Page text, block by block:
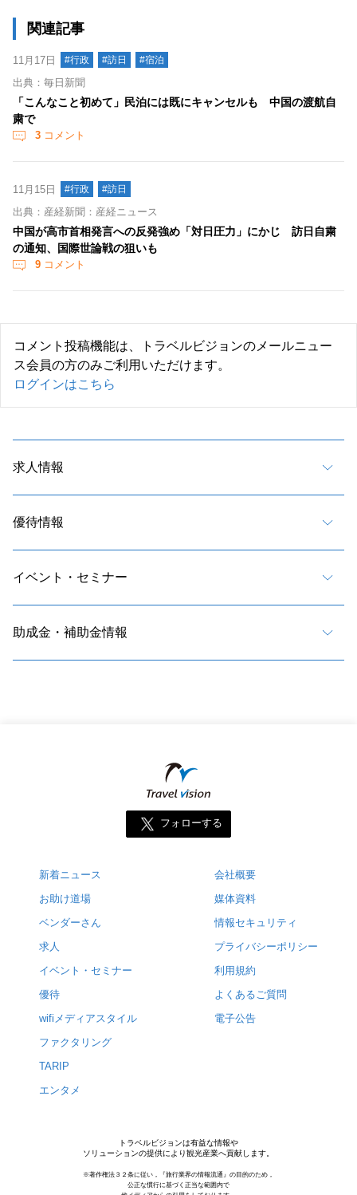
関連記事
11月17日 #行政 #訪日 #宿泊
出典：毎日新聞
「こんなこと初めて」民泊には既にキャンセルも 中国の渡航自
粛で
3 コメント
11月15日 #行政 #訪日
出典：産経新聞：産経ニュース
中国が高市首相発言への反発強め「対日圧力」にかじ 訪日自粛
の通知、国際世論戦の狙いも
9 コメント
コメント投稿機能は、トラベルビジョンのメールニュー
ス会員の方のみご利用いただけます。
ログインはこちら
求人情報
優待情報
イベント・セミナー
助成金・補助金情報
フォローする
新着ニュース
お助け道場
ベンダーさん
求人
イベント・セミナー
優待
wifiメディアスタイル
ファクタリング
TARIP
エンタメ
会社概要
媒体資料
情報セキュリティ
プライバシーポリシー
利用規約
よくあるご質問
電子公告
トラベルビジョンは有益な情報や
ソリューションの提供により観光産業へ貢献します。
※著作権法３２条に従い，『旅行業界の情報流通』の目的のため，
公正な慣行に基づく正当な範囲内で